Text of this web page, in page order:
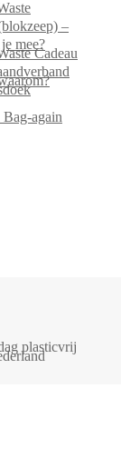
–
mee?
Cadeau
again
plasticvrij